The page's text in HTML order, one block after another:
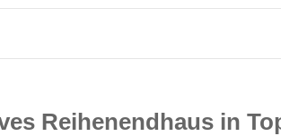
Reihenendhaus in